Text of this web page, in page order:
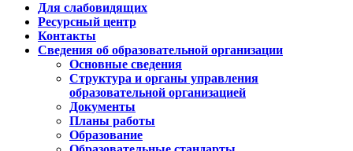
Для слабовидящих
Ресурсный центр
Контакты
Сведения об образовательной организации
Основные сведения
Структура и органы управления
образовательной организацией
Документы
Планы работы
Образование